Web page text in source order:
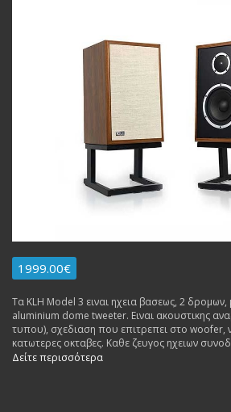
1999.00€
Τα KLH Model 3 ειναι ηχεια βασεως, 2
aluminium dome tweeter. Ειναι ακουστικης
τυπου), σχεδιαση που επιτρεπει στο woofer,
κατωτερες οκταβες. Καθε ζευγος ηχειων
βασεων.
Δείτε περισσότερα